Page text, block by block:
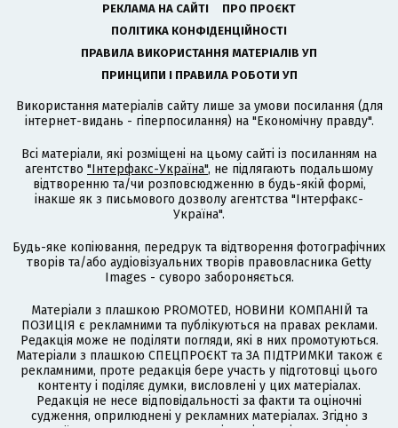
РЕКЛАМА НА САЙТІ
ПРО ПРОЄКТ
ПОЛІТИКА КОНФІДЕНЦІЙНОСТІ
ПРАВИЛА ВИКОРИСТАННЯ МАТЕРІАЛІВ УП
ПРИНЦИПИ І ПРАВИЛА РОБОТИ УП
Використання матеріалів сайту лише за умови посилання (для
інтернет-видань - гіперпосилання) на "Економічну правду".
Всі матеріали, які розміщені на цьому сайті із посиланням на
агентство "Інтерфакс-Україна", не підлягають подальшому
відтворенню та/чи розповсюдженню в будь-якій формі,
інакше як з письмового дозволу агентства "Інтерфакс-
Україна".
Будь-яке копіювання, передрук та відтворення фотографічних
творів та/або аудіовізуальних творів правовласника Getty
Images - суворо забороняється.
Матеріали з плашкою PROMOTED, НОВИНИ КОМПАНІЙ та
ПОЗИЦІЯ є рекламними та публікуються на правах реклами.
Редакція може не поділяти погляди, які в них промотуються.
Матеріали з плашкою СПЕЦПРОЄКТ та ЗА ПІДТРИМКИ також є
рекламними, проте редакція бере участь у підготовці цього
контенту і поділяє думки, висловлені у цих матеріалах.
Редакція не несе відповідальності за факти та оціночні
судження, оприлюднені у рекламних матеріалах. Згідно з